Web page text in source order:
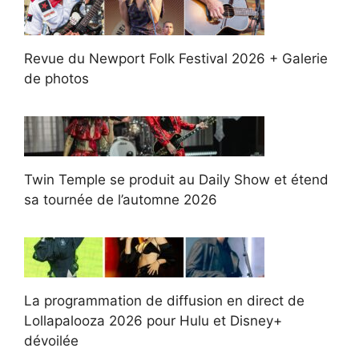
Revue du Newport Folk Festival 2026 + Galerie
de photos
Twin Temple se produit au Daily Show et étend
sa tournée de l’automne 2026
La programmation de diffusion en direct de
Lollapalooza 2026 pour Hulu et Disney+
dévoilée